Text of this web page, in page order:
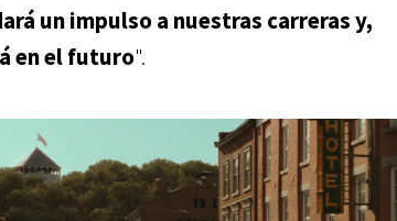
un impulso a nuestras carreras y,
en el futuro".